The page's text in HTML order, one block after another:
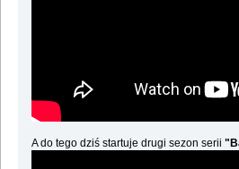
A do tego dziś startuje drugi sezon serii